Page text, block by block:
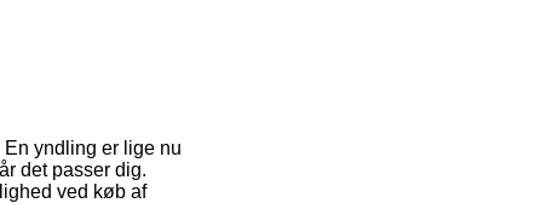
yndling er lige nu
det passer dig.
ved køb af